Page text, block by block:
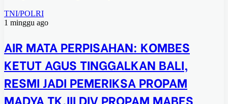
TNI/POLRI
1 minggu ago
AIR MATA PERPISAHAN: KOMBES
KETUT AGUS TINGGALKAN BALI,
RESMI JADI PEMERIKSA PROPAM
MADYA TK.III DIV PROPAM MABES